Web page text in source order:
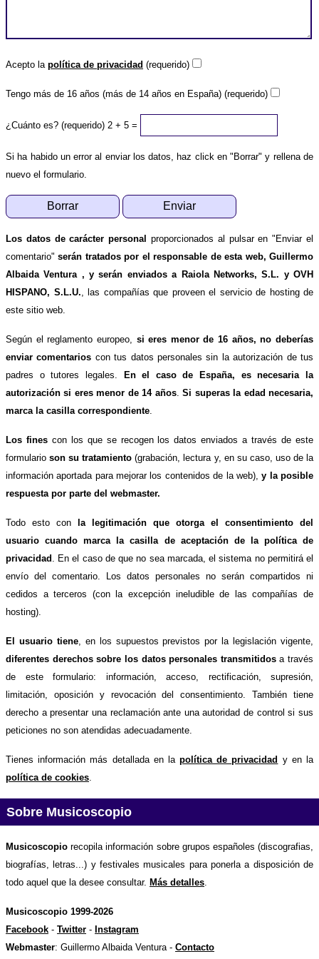
Acepto la política de privacidad (requerido)
Tengo más de 16 años (más de 14 años en España) (requerido)
¿Cuánto es? (requerido) 2 + 5 =
Si ha habido un error al enviar los datos, haz click en "Borrar" y rellena de
nuevo el formulario.
Los datos de carácter personal
proporcionados al pulsar en "Enviar el
comentario"serán tratados por el responsable de esta web, Guillermo
Albaida Ventura , y serán enviados a Raiola Networks, S.L. y OVH
HISPANO, S.L.U. , las compañías que proveen el servicio de hosting de
este sitio web.
Según el reglamento europeo, si eres menor de 16 años, no deberías
enviar comentarios con tus datos personales sin la autorización de tus
padres o tutores legales.
En el caso de España, es necesaria la
autorización si eres menor de 14 años.Si superas la edad necesaria,
marca la casilla correspondiente
Los finescon los que se recogen los datos enviados a través de este
formularioson su tratamiento (grabación, lectura y, en su caso, uso de la
información aportada para mejorar los contenidos de la web),y la posible
respuesta por parte del webmaster.
Todo esto con
la legitimación que otorga el consentimiento del
usuario cuando marca la casilla de aceptación de la política de
privacidad
. En el caso de que no sea marcada, el sistema no permitirá el
envío del comentario. Los datos personales no serán compartidos ni
cedidos a terceros (con la excepción ineludible de las compañías de
hosting).
El usuario tiene, en los supuestos previstos por la legislación vigente,
diferentes derechos sobre los datos personales transmitidosa través
de este formulario: información, acceso, rectificación, supresión,
limitación, oposición y revocación del consentimiento. También tiene
derecho a presentar una reclamación ante una autoridad de control si sus
peticiones no son atendidas adecuadamente.
Tienes información más detallada en lapolítica de privacidad y en la
política de cookies
Sobre Musicoscopio
Musicoscopio recopila información sobre grupos españoles (discografias,
biografías, letras...) y festivales musicales para ponerla a disposición de
todo aquel que la desee consultar. Más detalles.
Musicoscopio 1999-2026
Facebook - Twitter - Instagram
Webmaster: Guillermo Albaida Ventura - Contacto